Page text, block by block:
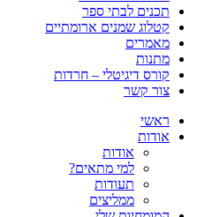
תכנים לבתי ספר
קטלוג שמנים ארומתיים
מאמרים
מתנות
קורס דיגיטלי – חרדות
צור קשר
ראשי
אודות
אודות
למי מתאים?
תעודות
ממליצים